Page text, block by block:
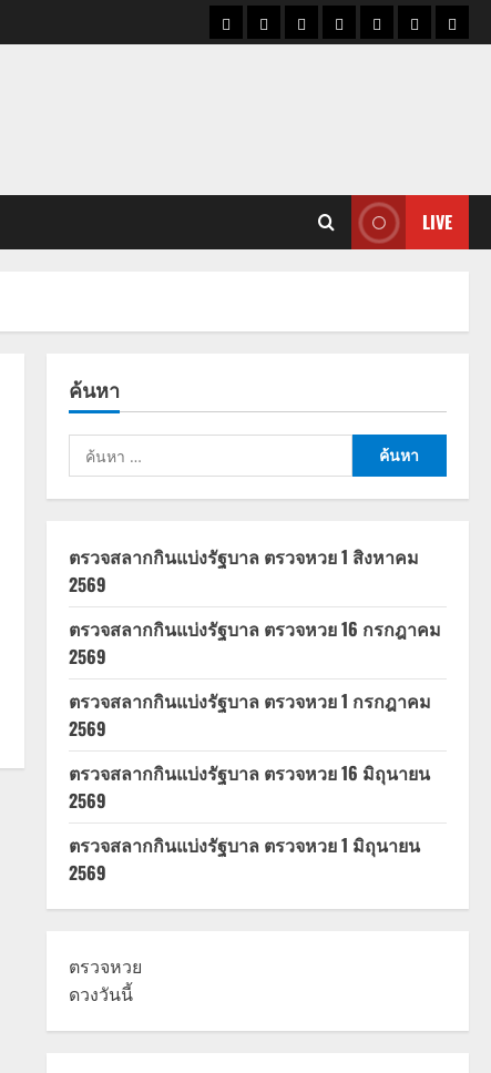
ราคาแนว
ข่าว
ข่าว
ดูด
ที่
ผู้ชา
LIVE
ค้นหา
ค้นหา
สำหรับ:
ตรวจสลากกินแบ่งรัฐบาล ตรวจหวย 1 สิงหาคม
2569
ตรวจสลากกินแบ่งรัฐบาล ตรวจหวย 16 กรกฎาคม
2569
ตรวจสลากกินแบ่งรัฐบาล ตรวจหวย 1 กรกฎาคม
2569
ตรวจสลากกินแบ่งรัฐบาล ตรวจหวย 16 มิถุนายน
2569
ตรวจสลากกินแบ่งรัฐบาล ตรวจหวย 1 มิถุนายน
2569
ตรวจหวย
ดวงวันนี้